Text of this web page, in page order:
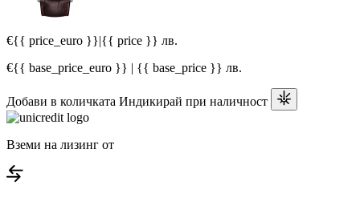
€{{ price_euro }}|{{ price }} лв.
€{{ base_price_euro }} | {{ base_price }} лв.
Добави в количката Индикирай при наличност
Вземи на лизинг от